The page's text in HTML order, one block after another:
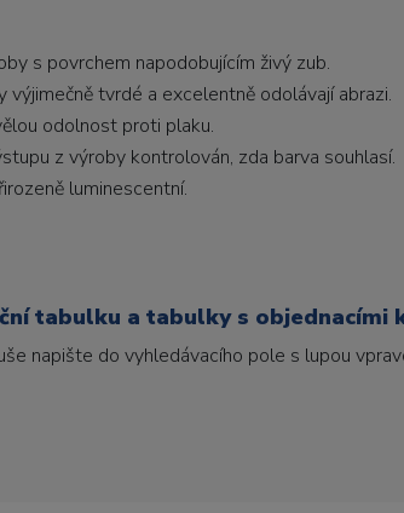
s povrchem napodobujícím živý zub.
tvrdé a excelentně odolávají abrazi.
odolnost proti plaku.
z výroby kontrolován, zda barva souhlasí.
luminescentní.
tabulku a tabulky s objednacími
napište do vyhledávacího pole s lupou